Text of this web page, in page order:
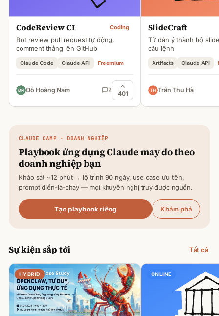
CodeReview CI Coding
Bot review pull request tự động,
comment thẳng lên GitHub
Claude Code Claude API Freemium
Đỗ Hoàng Nam 2 401
SlideCraft
Từ dàn ý thành bộ
câu lệnh
Artifacts Claude API
Trần Thu Hà
CLAUDE CAMP · DOANH NGHIỆP
Playbook ứng dụngClaudemay đo theo
doanh nghiệp bạn
Khảo sát ~12 phút → lộ trình 90 ngày, use case ưu tiên,
prompt điền-là-chạy — mọi khuyến nghị truy được nguồn.
Tạo playbook riêng Khám phá
Sự kiện sắp tới Tất cả
HYBRID ONLINE